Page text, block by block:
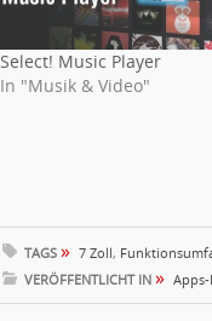
Select! Music Player
In "Musik & Video"
TAGS » 7 Zoll,
VERÖFFENTLICHT IN »